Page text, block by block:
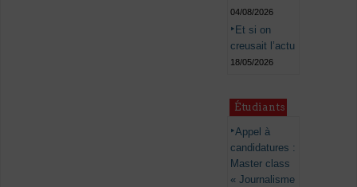
04/08/2026
Et si on
creusait l’actu
18/05/2026
Étudiants
Appel à
candidatures :
Master class
« Journalisme